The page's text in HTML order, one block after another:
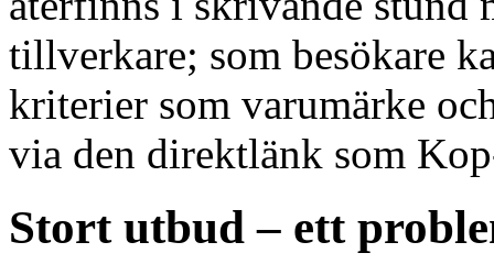
tillverkare; som besökare
kriterier som varumärke
via den direktlänk som
Stort utbud – ett